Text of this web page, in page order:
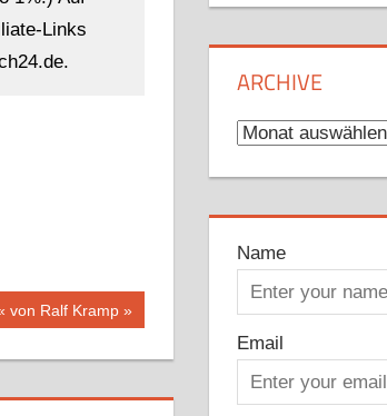
Links
von Ralf Kramp
ARCHIVE
Archive
Name
Email